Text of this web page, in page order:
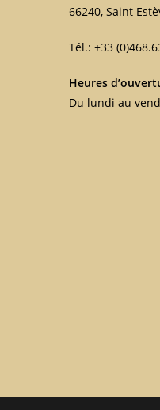
66240, Saint
Tél.: +33
Heures
Du lundi au